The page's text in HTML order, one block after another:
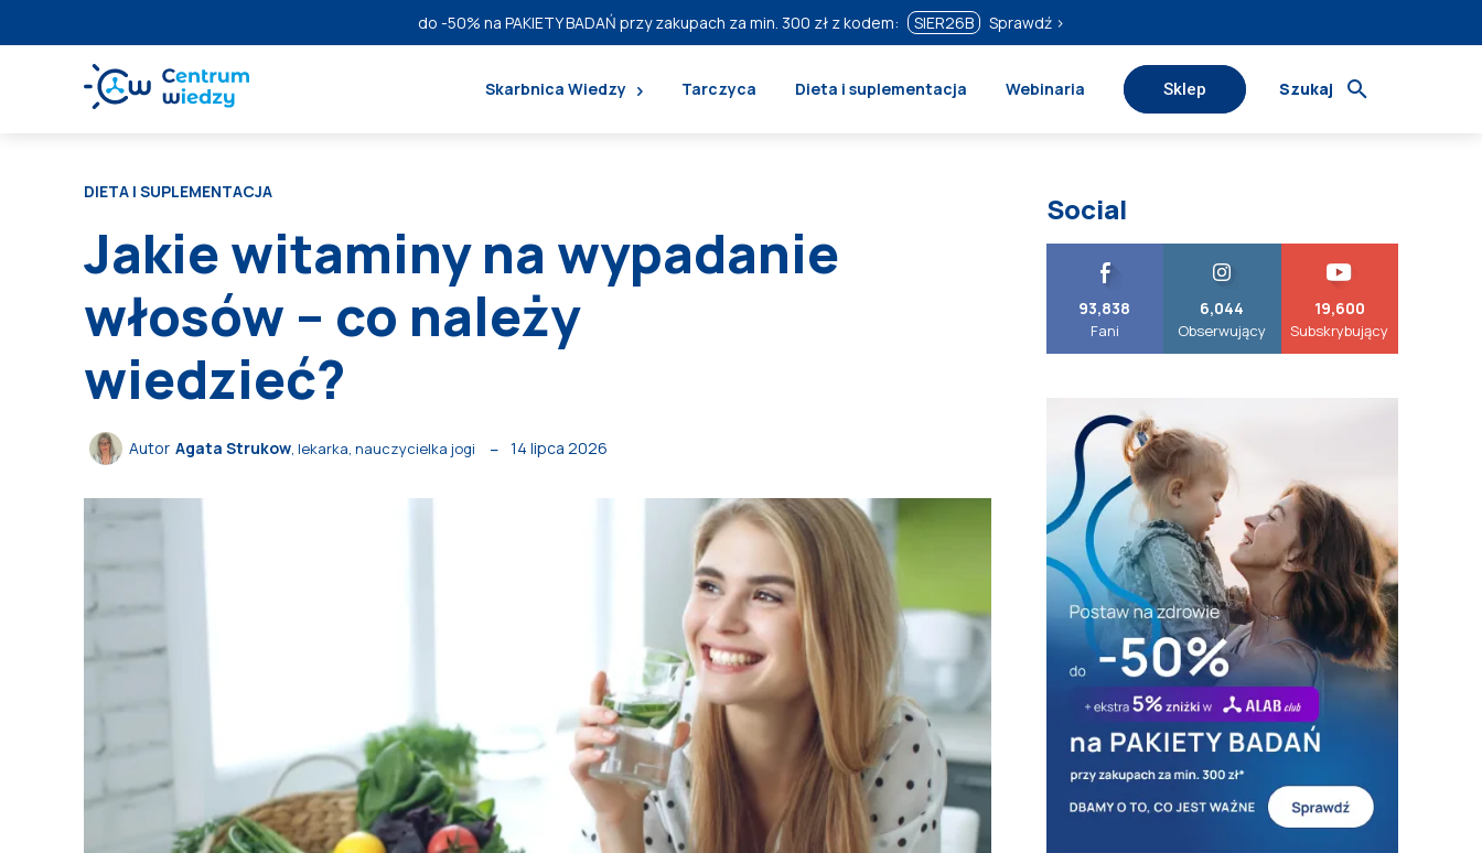
do -50% na PAKIETY BADAŃ przy zakupach za min. 300 zł z kodem: SIER26B Sprawdź ›
Szukaj
Skarbnica Wiedzy Tarczyca Dieta i suplementacja Webinaria Sklep
DIETA I SUPLEMENTACJA
Jakie witaminy na wypadanie
włosów – co należy
wiedzieć?
Autor Agata Strukow, lekarka, nauczycielka jogi 14 lipca 2026
Social
93,838
Fani
6,044
Obserwujący
19,600
Subskrybujący